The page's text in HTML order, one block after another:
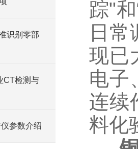
识别零部
CT检测与
参数介绍
踪"
日
现已
电子
连续
料化